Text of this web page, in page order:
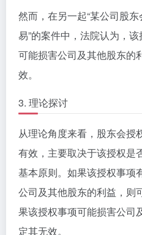
然而，在另一起“某公司股
易”的案件中，法院认为，
可能损害公司及其他股东的
效。
3. 理论探讨
从理论角度来看，股东会授
有效，主要取决于该授权是
基本原则。如果该授权事项
公司及其他股东的利益，则
果该授权事项可能损害公司
定其无效。